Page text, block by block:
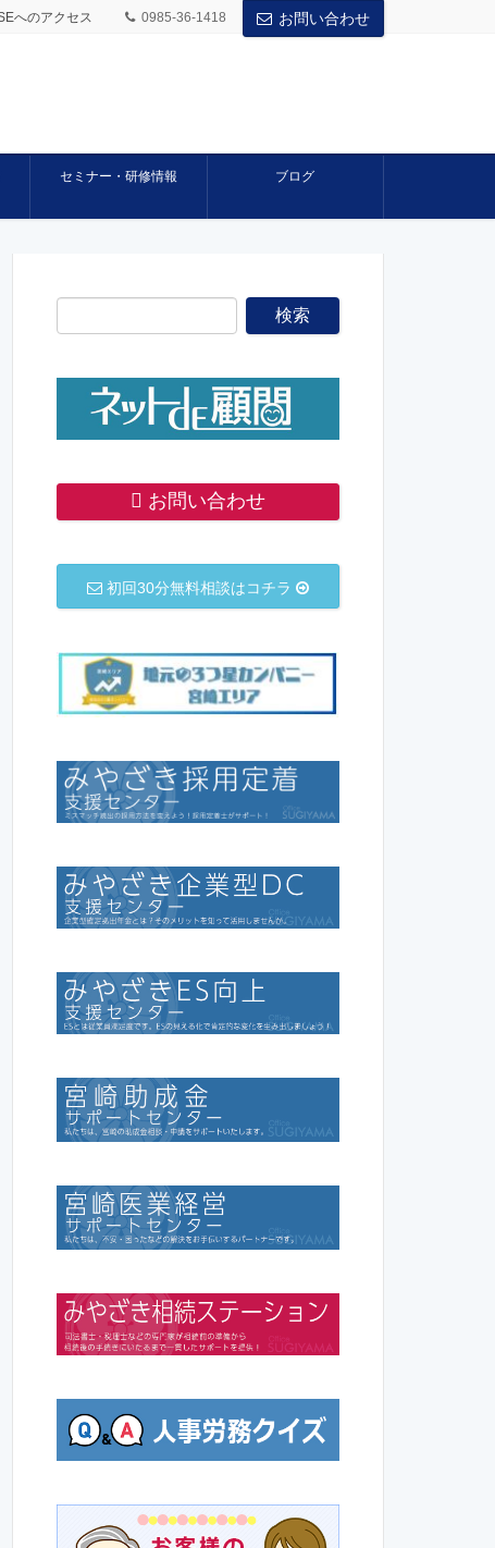
へのアクセス 0985-36-1418 お問い合わせ
セミナー・研修情報 ブログ
お問い合わせ
初回30分無料相談はコチラ